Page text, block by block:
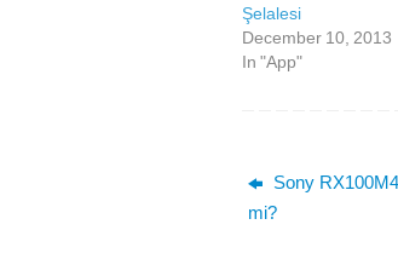
Şelalesi
December 10, 2013
In "App"
Sony
mi?